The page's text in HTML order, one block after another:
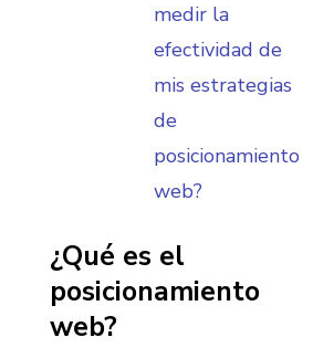
medir la
efectividad de
mis estrategias
de
posicionamiento
web?
¿Qué es el
posicionamiento
web?